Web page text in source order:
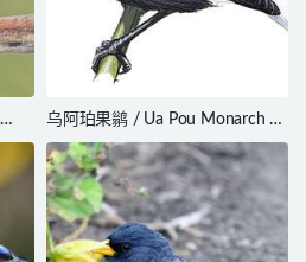
乌阿珀果鹟 / Ua Pou Monarch /
Pomarea mira